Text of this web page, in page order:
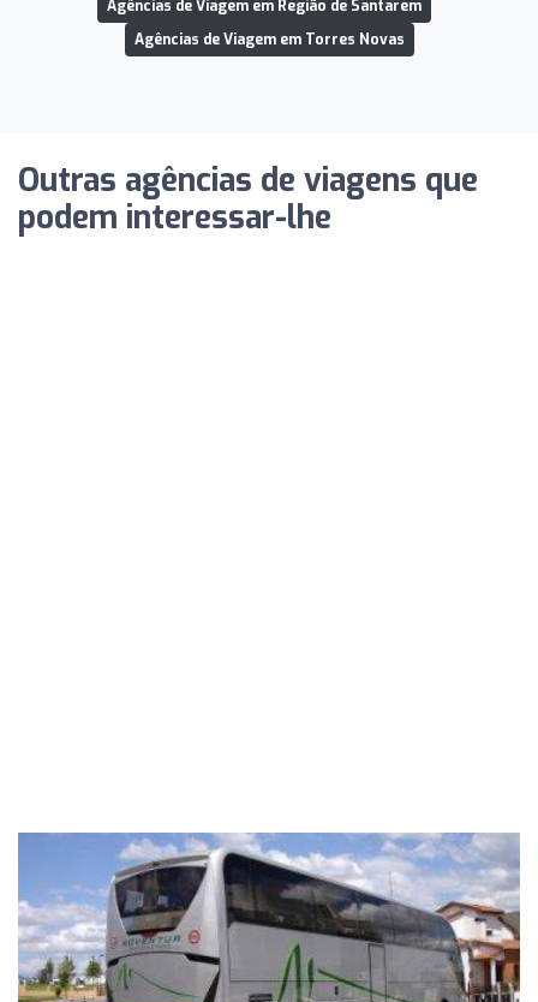
Agências de Viagem em Região de Santarem
Agências de Viagem em Torres Novas
Outras agências de viagens que
podem interessar-lhe